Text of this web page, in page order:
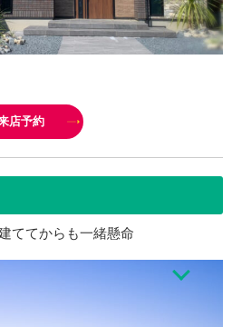
るために、 (1)生涯メンテナンスフリーの
度７の２倍…
店予約
てからも一緒懸命